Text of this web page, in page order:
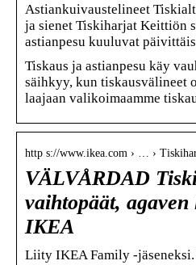
Astiankuivaustelineet
ja sienet Tiskiharjat Keittiön
astianpesu kuuluvat
Tiskaus ja astianpesu käy
säihkyy, kun tiskausvälineet
laajaan valikoimaamme
http s://www.ikea.com › … ›
VÄLVÅRDAD
vaihtopäät,
IKEA
Liity IKEA Family -jäseneksi.